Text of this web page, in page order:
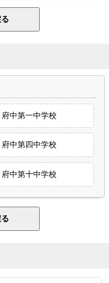
府中第一中学校
府中第四中学校
府中第十中学校